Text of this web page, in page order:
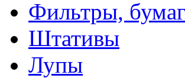
Фильтры,
Штативы
Лупы